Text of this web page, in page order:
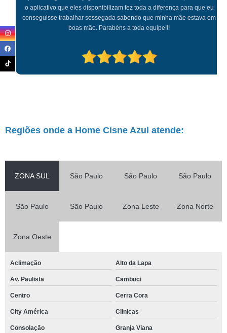
o aplicativo que eles disponibilizam fez toda a diferença para que eu
conseguisse trabalhar sossegada sabendo que minha mãe estava em
boas mão. Parabéns a toda equipe!!!
Regiões onde a Home Cisne Azul atende:
ZONA SUL São Paulo São Paulo São Paulo
São Paulo São Paulo Zona Leste Zona Norte
Zona Oeste
Aclimação Alto da Lapa
Av. Paulista Cambuci
Centro Cerra Cora
City América Clinicas
Consolação Granja Viana